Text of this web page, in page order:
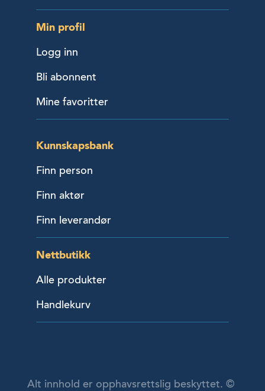
Min profil
Logg inn
Bli abonnent
Mine favoritter
Kunnskapsbank
Finn person
Finn aktør
Finn leverandør
Nettbutikk
Alle produkter
Handlekurv
Alt innhold er opphavsrettslig beskyttet. ©